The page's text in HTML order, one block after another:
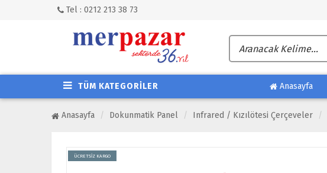
Tel : 0212 213 38 73
TÜM KATEGORİLER Anasayfa
Anasayfa Dokunmatik Panel Infrared / Kızılötesi Çerçeveler
ÜCRETSİZ KARGO